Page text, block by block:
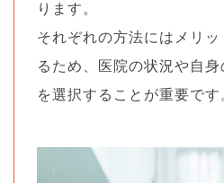
ります。
それぞれの方法にはメリ
るため、医院の状況や自
を選択することが重要です